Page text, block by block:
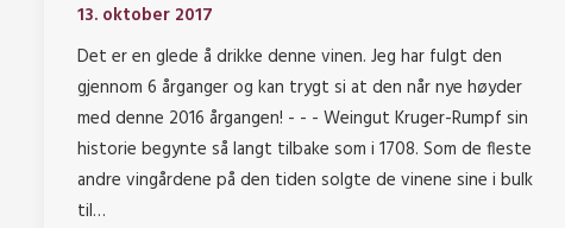
13. oktober 2017
Det er en glede å drikke denne vinen. Jeg har fulgt den
gjennom 6 årganger og kan trygt si at den når nye høyder
med denne 2016 årgangen! - - - Weingut Kruger-Rumpf sin
historie begynte så langt tilbake som i 1708. Som de fleste
andre vingårdene på den tiden solgte de vinene sine i bulk
til…